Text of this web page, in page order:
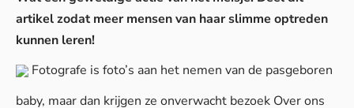
artikel zodat meer mensen van haar slimme optreden
kunnen leren!
Fotografe is foto’s aan het nemen van de pasgeboren
baby, maar dan krijgen ze onverwacht bezoek Over ons